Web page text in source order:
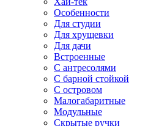
Особенности
Для студии
Для хрущевки
Для дачи
Встроенные
С антресолями
С барной стойкой
С островом
Малогабаритные
Модульные
Скрытые ручки